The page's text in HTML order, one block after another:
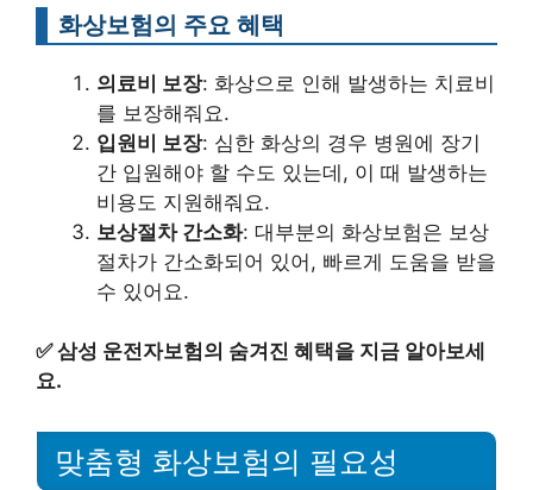
화상보험의 주요 혜택
의료비 보장: 화상으로 인해 발생하는 치료비
를 보장해줘요.
입원비 보장: 심한 화상의 경우 병원에 장기
간 입원해야 할 수도 있는데, 이 때 발생하는
비용도 지원해줘요.
보상절차 간소화: 대부분의 화상보험은 보상
절차가 간소화되어 있어, 빠르게 도움을 받을
수 있어요.
✅삼성 운전자보험의 숨겨진 혜택을 지금 알아보세
요.
맞춤형 화상보험의 필요성